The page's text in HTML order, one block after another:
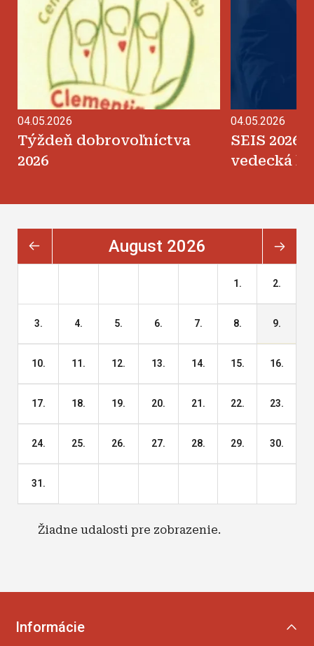
04.05.2026
Týždeň dobrovoľníctva
2026
04.05.2026
SEIS 2026
vedecká
august 2026
1. 2.
3. 4. 5. 6. 7. 8. 9.
10. 11. 12. 13. 14. 15. 16.
17. 18. 19. 20. 21. 22. 23.
24. 25. 26. 27. 28. 29. 30.
31.
Žiadne udalosti pre zobrazenie.
Informácie